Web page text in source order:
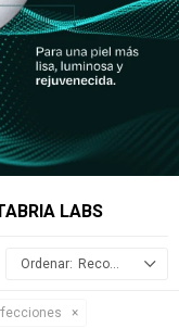
LABS
Recomendados